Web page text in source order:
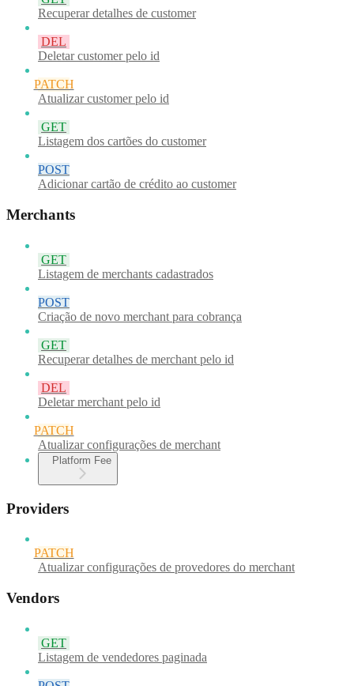
Recuperar detalhes de customer
DEL
Deletar customer pelo id
PATCH
Atualizar customer pelo id
GET
Listagem dos cartões do customer
POST
Adicionar cartão de crédito ao customer
Merchants
GET
Listagem de merchants cadastrados
POST
Criação de novo merchant para cobrança
GET
Recuperar detalhes de merchant pelo id
DEL
Deletar merchant pelo id
PATCH
Atualizar configurações de merchant
Platform Fee
Providers
PATCH
Atualizar configurações de provedores do merchant
Vendors
GET
Listagem de vendedores paginada